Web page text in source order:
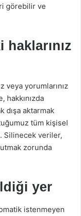
görebilir ve
veya yorumlarınız
dışa aktarmak
tüm kişisel
Silinecek veriler,
zorunda
yer
istenmeyen